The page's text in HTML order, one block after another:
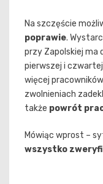
Na szczęście
poprawie.
przy Zapolskiej ma
pierwszej i
więcej
zwolnieniach
także powrót
Mówiąc wprost –
wszystko